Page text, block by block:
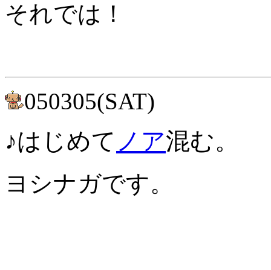
それでは！
050305(SAT)
♪はじめて ノア混む。
ヨシナガです。